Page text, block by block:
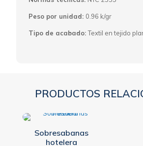
Peso por unidad: 0.96 k/gr
Tipo de acabado:Textil en tejido
PRODUCTOS
Sobresabanas
hotelera